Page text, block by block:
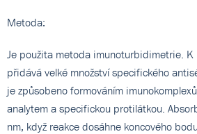
Metoda:
Je použita metoda imunoturbidimetrie. K
přidává velké množství specifického
je způsobeno formováním
analytem a specifickou protilátkou.
nm, když reakce dosáhne koncového